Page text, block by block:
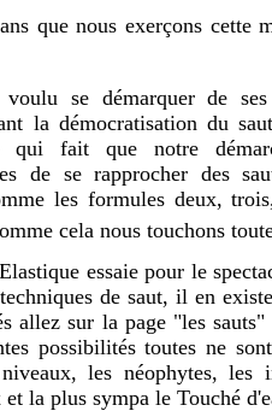
que nous exerçons cette
se démarquer de
la démocratisation du
qui fait que notre
de se rapprocher des
les formules deux,
cela nous touchons
essaie pour le
de saut, il en
allez sur la page "les
possibilités toutes ne
les néophytes, les
la plus sympa le Touché